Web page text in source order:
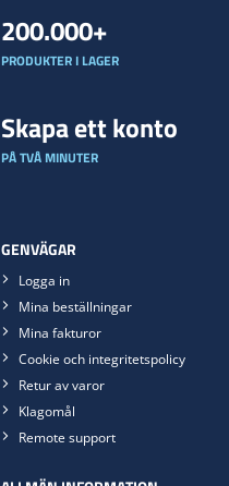
200.000+
PRODUKTER I LAGER
Skapa ett konto
PÅ TVÅ MINUTER
GENVÄGAR
Logga in
Mina beställningar
Mina fakturor
Cookie och integritetspolicy
Retur av varor
Klagomål
Remote support